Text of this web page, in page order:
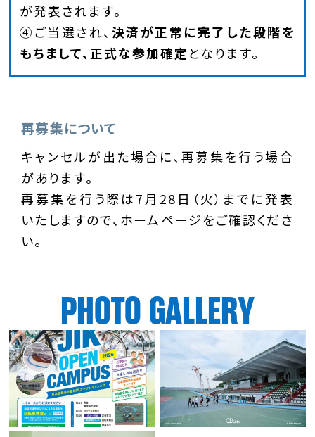
が発表されます。
④ご当選され、 決済が正常に完了した段階を
もちまして、正式な参加確定となります。
再募集について
キャンセルが出た場合に、再募集を行う場合
があります。
再募集を行う際は7月28日（火）までに発表
いたしますので、 ホームページをご確認くださ
い。
PHOTO GALLERY